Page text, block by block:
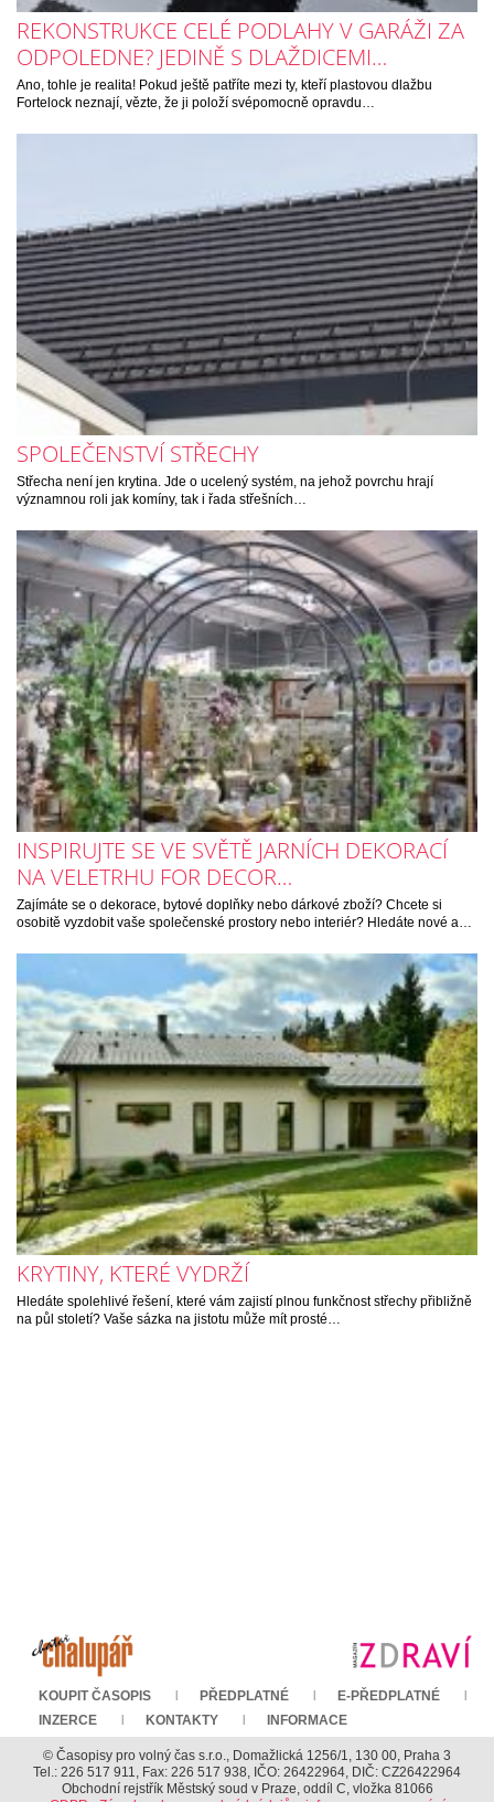
REKONSTRUKCE CELÉ PODLAHY V GARÁŽI ZA
ODPOLEDNE? JEDINĚ S DLAŽDICEMI…
Ano, tohle je realita! Pokud ještě patříte mezi ty, kteří plastovou dlažbu
Fortelock neznají, vězte, že ji položí svépomocně opravdu…
SPOLEČENSTVÍ STŘECHY
Střecha není jen krytina. Jde o ucelený systém, na jehož povrchu hrají
významnou roli jak komíny, tak i řada střešních…
INSPIRUJTE SE VE SVĚTĚ JARNÍCH DEKORACÍ
NA VELETRHU FOR DECOR…
Zajímáte se o dekorace, bytové doplňky nebo dárkové zboží? Chcete si
osobitě vyzdobit vaše společenské prostory nebo interiér? Hledáte nové a…
KRYTINY, KTERÉ VYDRŽÍ
Hledáte spolehlivé řešení, které vám zajistí plnou funkčnost střechy přibližně
na půl století? Vaše sázka na jistotu může mít prosté…
KOUPIT ČASOPIS PŘEDPLATNÉ
E-PŘEDPLATNÉ
INZERCE
KONTAKTY INFORMACE
© Časopisy pro volný čas s.r.o., Domažlická 1256/1, 130 00, Praha 3
Tel.: 226 517 911, Fax: 226 517 938, IČO: 26422964, DIČ: CZ26422964
Obchodní rejstřík Městský soud v Praze, oddíl C, vložka 81066